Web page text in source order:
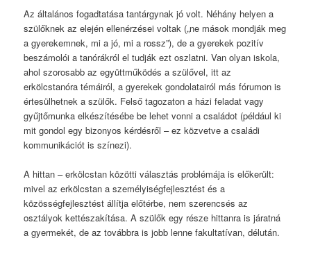
Az általános fogadtatása tantárgynak jó volt. Néhány helyen a
szülőknek az elején ellenérzései voltak („ne mások mondják meg
a gyerekemnek, mi a jó, mi a rossz”), de a gyerekek pozitív
beszámolói a tanórákról el tudják ezt oszlatni. Van olyan iskola,
ahol szorosabb az együttműködés a szülővel, itt az
erkölcstanóra témáiról, a gyerekek gondolatairól más fórumon is
értesülhetnek a szülők. Felső tagozaton a házi feladat vagy
gyűjtőmunka elkészítésébe be lehet vonni a családot (például ki
mit gondol egy bizonyos kérdésről – ez közvetve a családi
kommunikációt is színezi).
A hittan – erkölcstan közötti választás problémája is előkerült:
mivel az erkölcstan a személyiségfejlesztést és a
közösségfejlesztést állítja előtérbe, nem szerencsés az
osztályok kettészakítása. A szülők egy része hittanra is járatná
a gyermekét, de az továbbra is jobb lenne fakultatívan, délután.